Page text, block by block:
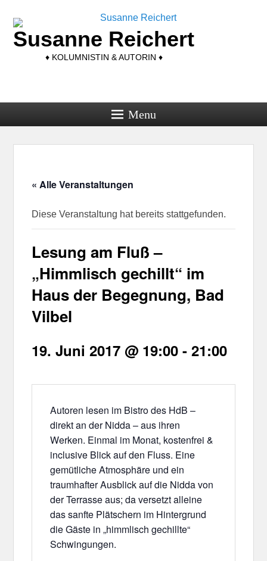
Susanne Reichert
♦ KOLUMNISTIN & AUTORIN ♦
Menu
« Alle Veranstaltungen
Diese Veranstaltung hat bereits stattgefunden.
Lesung am Fluß –
„Himmlisch gechillt“ im
Haus der Begegnung, Bad
Vilbel
19. Juni 2017 @ 19:00 -21:00
Autoren lesen im Bistro des HdB –
direkt an der Nidda – aus ihren
Werken. Einmal im Monat, kostenfrei &
inclusive Blick auf den Fluss. Eine
gemütliche Atmosphäre und ein
traumhafter Ausblick auf die Nidda von
der Terrasse aus; da versetzt alleine
das sanfte Plätschern im Hintergrund
die Gäste in „himmlisch gechillte“
Schwingungen.